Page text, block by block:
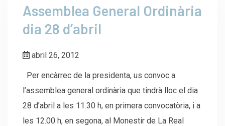
Assemblea General Ordinària
dia 28 d’abril
abril 26, 2012
Per encàrrec de la presidenta, us convoc a
l’assemblea general ordinària que tindrà lloc el dia
28 d’abril a les 11.30 h, en primera convocatòria, i a
les 12.00 h, en segona, al Monestir de La Real